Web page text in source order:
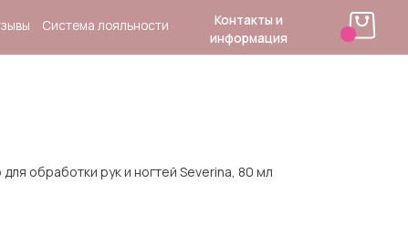
информация
обработки рук и ногтей Severina, 80 мл